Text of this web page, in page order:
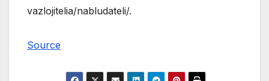
vazlojitelia/nabludateli/.
Source